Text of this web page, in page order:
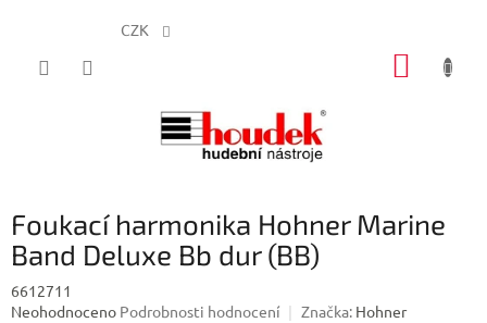
CZK
Foukací harmonika Hohner Marine
Band Deluxe Bb dur (BB)
6612711
Průměrné
Neohodnoceno Podrobnosti hodnocení Značka: Hohner